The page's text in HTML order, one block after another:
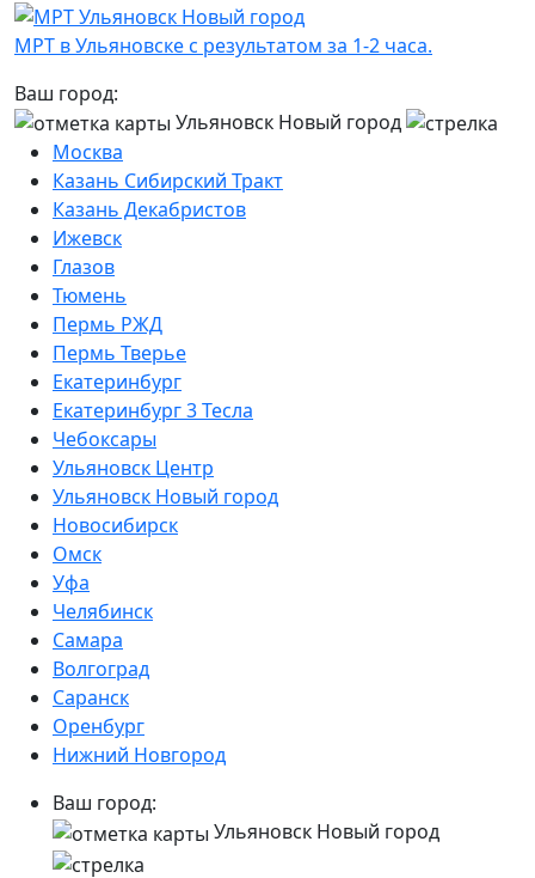
МРТ в Ульяновске с результатом за 1-2 часа.
Ваш город:
Ульяновск Новый город
Москва
Казань Сибирский Тракт
Казань Декабристов
Ижевск
Глазов
Тюмень
Пермь РЖД
Пермь Тверье
Екатеринбург
Екатеринбург 3 Тесла
Чебоксары
Ульяновск Центр
Ульяновск Новый город
Новосибирск
Омск
Уфа
Челябинск
Самара
Волгоград
Саранск
Оренбург
Нижний Новгород
Ваш город:
Ульяновск Новый город